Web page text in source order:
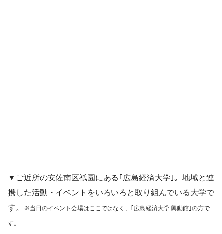
▼ご近所の安佐南区祇園にある｢広島経済大学｣。地域と連
携した活動・イベントをいろいろと取り組んでいる大学で
す。
※当日のイベント会場はここではなく、｢広島経済大学 興動館｣の方で
す。